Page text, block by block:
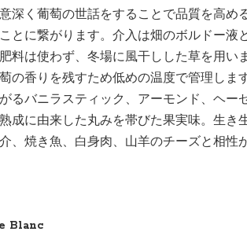
深く葡萄の世話をすることで品質を高め
とに繋がります。介入は畑のボルドー液
料は使わず、冬場に風干しした草を用いま
の香りを残すため低めの温度で管理します
るバニラスティック、アーモンド、ヘー
成に由来した丸みを帯びた果実味。生き
、焼き魚、白身肉、山羊のチーズと相性
Blanc